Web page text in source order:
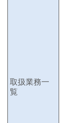
取扱業務一
覧